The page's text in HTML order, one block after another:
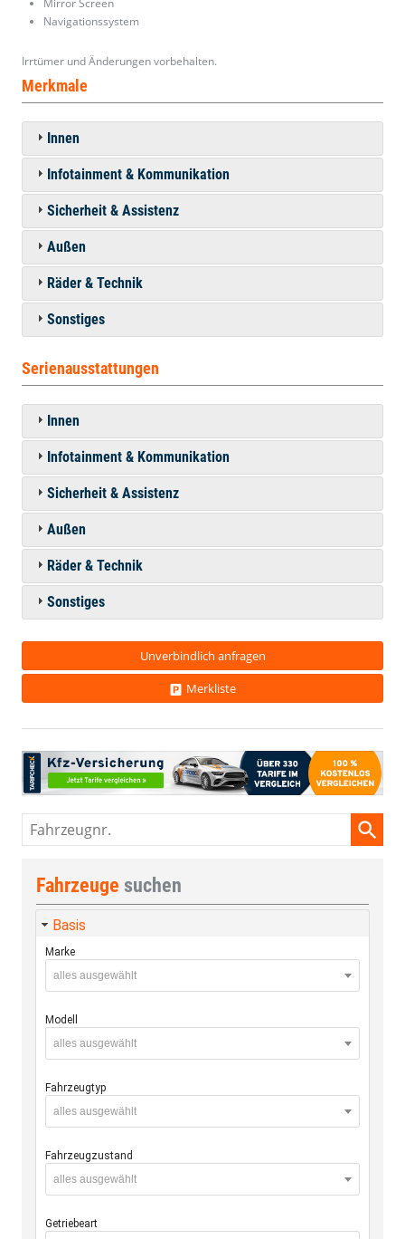
Navigationssystem
Irrtümer und Änderungen vorbehalten.
Merkmale
Innen
Infotainment & Kommunikation
Sicherheit & Assistenz
Außen
Räder & Technik
Sonstiges
Serienausstattungen
Innen
Infotainment & Kommunikation
Sicherheit & Assistenz
Außen
Räder & Technik
Sonstiges
Unverbindlich anfragen
Merkliste
Fahrzeugnr.
Fahrzeuge suchen
Basis
Marke
alles ausgewählt
Modell
alles ausgewählt
Fahrzeugtyp
alles ausgewählt
Fahrzeugzustand
alles ausgewählt
Getriebeart